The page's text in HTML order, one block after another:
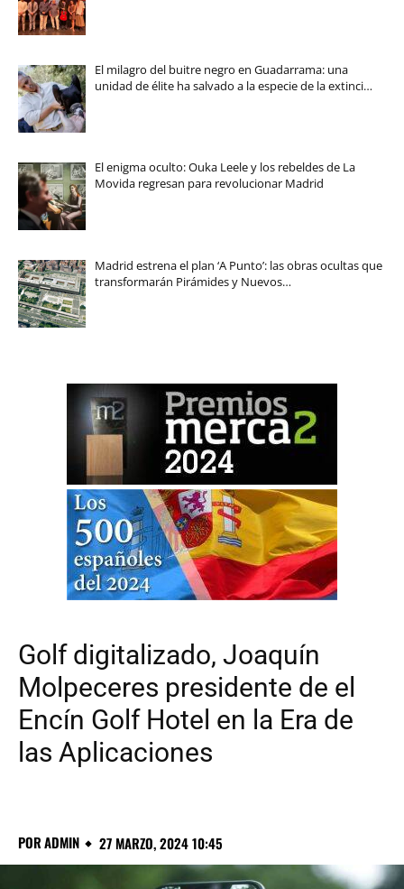
El milagro del buitre negro en Guadarrama: una
unidad de élite ha salvado a la especie de la extinci…
El enigma oculto: Ouka Leele y los rebeldes de La
Movida regresan para revolucionar Madrid
Madrid estrena el plan ‘A Punto’: las obras ocultas que
transformarán Pirámides y Nuevos…
Golf digitalizado, Joaquín
Molpeceres presidente de el
Encín Golf Hotel en la Era de
las Aplicaciones
PORADMIN 27 MARZO, 2024 10:45